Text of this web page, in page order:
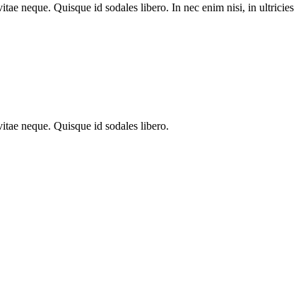
neque. Quisque id sodales libero. In nec enim nisi, in ultricies
neque. Quisque id sodales libero.